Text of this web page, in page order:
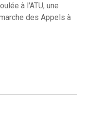
à l'ATU, une
des Appels à